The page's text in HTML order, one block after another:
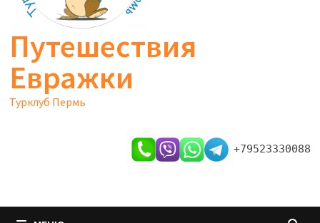
Путешествия
Евражки
Турклуб Пермь
+79523330088